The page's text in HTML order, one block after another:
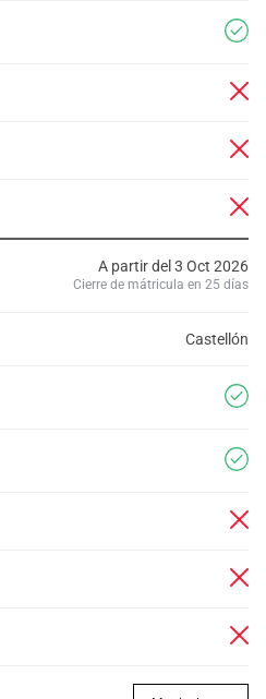
A partir del 3 Oct 2026
Cierre de mátricula en 25 días
Castellón